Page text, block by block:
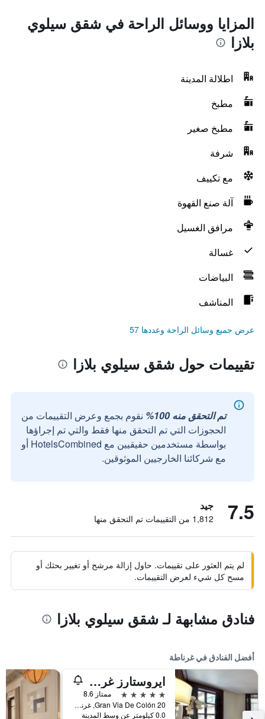
المزايا ووسائل الراحة في شقق سيلوي
بلازا
اطلالة المدينة
مطبخ
مطبخ صغير
شرفة
مع تكييف
آلة صنع القهوة
مرافق الغسيل
غسالة
البياضات
المناشف
عرض جميع وسائل الراحة وعددها 57
تقييمات حول شقق سيلوي بلازا
تم التحقق منه 100%
نقوم بجمع وعرض التقييمات من
الحجوزات التي تم التحقق منها فقط والتي تم إجراؤها
بواسطة مستخدمين حقيقيين مع HotelsCombined أو
مع شركائنا الخارجيين الموثوقين.
7.5 جيد
1,812 من التقييمات تم التحقق منها
لم يتم العثور على تقييمات. حاول إزالة مرشح أو تغيير بحثك أو
مسح كل شيء لعرض التقييمات.
فنادق مشابهة لـ شقق سيلوي بلازا
أفضل الفنادق في غرناطة
ايروستارز غران فيا
5 نجوم
ممتاز 8.6
Gran Via De Colón 20, غرناطة, منطقة أندلوسيا, أسبانيا
0.0 كيلومتر عن وسط المدينة